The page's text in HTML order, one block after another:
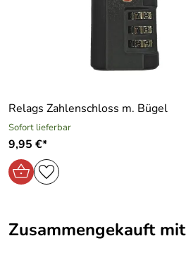
Relags Zahlenschloss m. Bügel
Sofort lieferbar
9,95 €*
Zusammengekauft mit